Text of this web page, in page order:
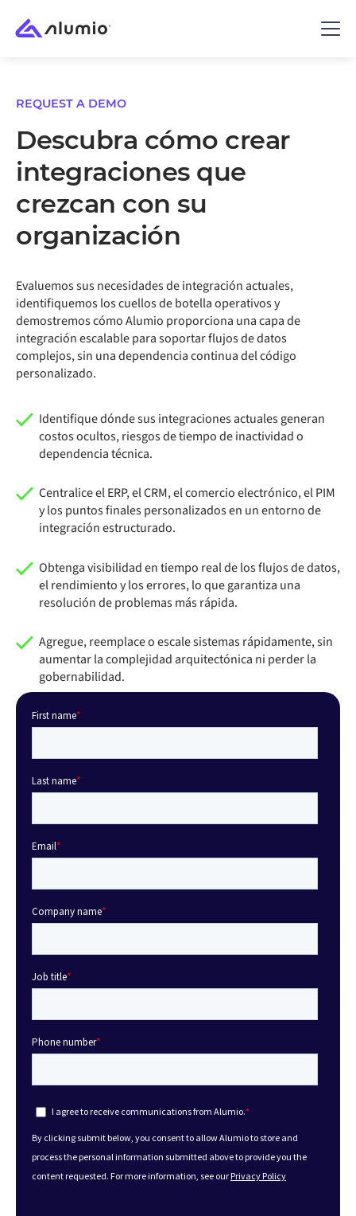
REQUEST A DEMO
Descubra cómo crear
integraciones que
crezcan con su
organización
Evaluemos sus necesidades de integración actuales,
identifiquemos los cuellos de botella operativos y
demostremos cómo Alumio proporciona una capa de
integración escalable para soportar flujos de datos
complejos, sin una dependencia continua del código
personalizado.
Identifique dónde sus integraciones actuales generan
costos ocultos, riesgos de tiempo de inactividad o
dependencia técnica.
Centralice el ERP, el CRM, el comercio electrónico, el PIM
y los puntos finales personalizados en un entorno de
integración estructurado.
Obtenga visibilidad en tiempo real de los flujos de datos,
el rendimiento y los errores, lo que garantiza una
resolución de problemas más rápida.
Agregue, reemplace o escale sistemas rápidamente, sin
aumentar la complejidad arquitectónica ni perder la
gobernabilidad.